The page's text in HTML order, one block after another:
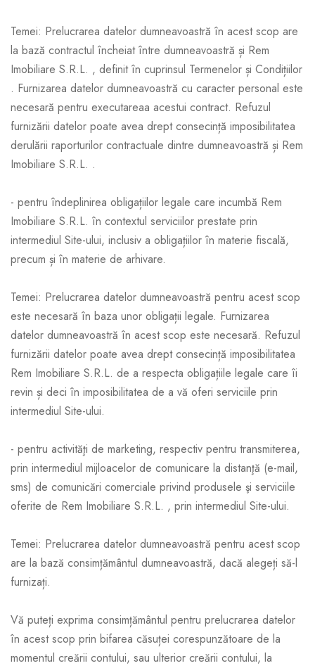
Temei: Prelucrarea datelor dumneavoastră în acest scop are
la bază contractul încheiat între dumneavoastră și Rem
Imobiliare S.R.L. , definit în cuprinsul Termenelor și Condițiilor
. Furnizarea datelor dumneavoastră cu caracter personal este
necesară pentru executareaa acestui contract. Refuzul
furnizării datelor poate avea drept consecință imposibilitatea
derulării raporturilor contractuale dintre dumneavoastră și Rem
Imobiliare S.R.L. .
- pentru îndeplinirea obligațiilor legale care incumbă Rem
Imobiliare S.R.L. în contextul serviciilor prestate prin
intermediul Site-ului, inclusiv a obligațiilor în materie fiscală,
precum și în materie de arhivare.
Temei: Prelucrarea datelor dumneavoastră pentru acest scop
este necesară în baza unor obligații legale. Furnizarea
datelor dumneavoastră în acest scop este necesară. Refuzul
furnizării datelor poate avea drept consecință imposibilitatea
Rem Imobiliare S.R.L. de a respecta obligațiile legale care îi
revin și deci în imposibilitatea de a vă oferi serviciile prin
intermediul Site-ului.
- pentru activităţi de marketing, respectiv pentru transmiterea,
prin intermediul mijloacelor de comunicare la distanţă (e-mail,
sms) de comunicări comerciale privind produsele şi serviciile
oferite de Rem Imobiliare S.R.L. , prin intermediul Site-ului.
Temei: Prelucrarea datelor dumneavoastră pentru acest scop
are la bază consimțământul dumneavoastră, dacă alegeți să-l
furnizați.
Vă puteți exprima consimțământul pentru prelucrarea datelor
în acest scop prin bifarea căsuței corespunzătoare de la
momentul creării contului, sau ulterior creării contului, la